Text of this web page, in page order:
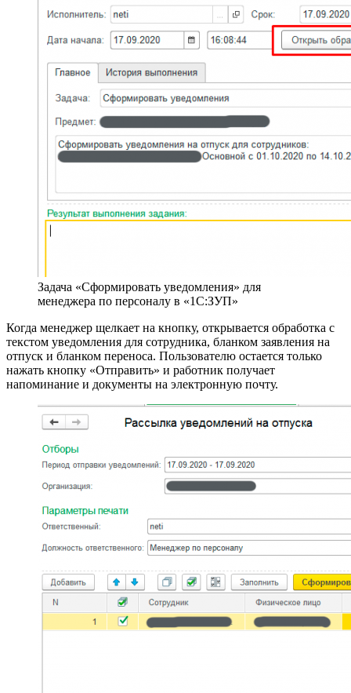
Задача «Сформировать уведомления» для
менеджера по персоналу в «1С:ЗУП»
Когда менеджер щелкает на кнопку, открывается обработка с
текстом уведомления для сотрудника, бланком заявления на
отпуск и бланком переноса. Пользователю остается только
нажать кнопку «Отправить» и работник получает
напоминание и документы на электронную почту.